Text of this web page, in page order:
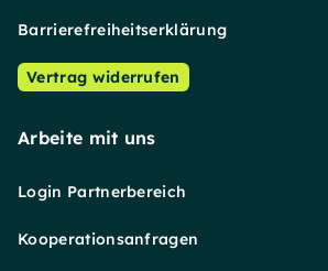
Barrierefreiheitserklärung
Vertrag widerrufen
Arbeite mit uns
Login Partnerbereich
Kooperationsanfragen